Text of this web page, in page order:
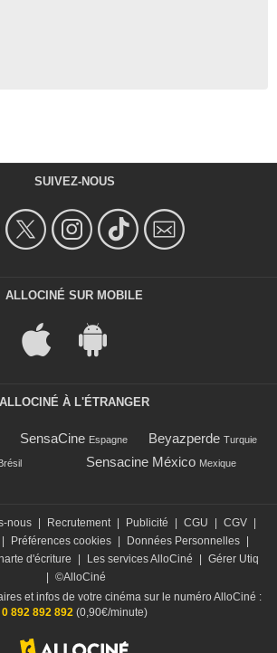
SUIVEZ-NOUS
ALLOCINÉ SUR MOBILE
ALLOCINÉ À L'ÉTRANGER
SensaCine Espagne Beyazperde Turquie
Brésil Sensacine México Mexique
nous Recrutement Publicité CGU CGV
Préférences cookies Données Personnelles
d'écriture Les services AlloCiné
Gérer Utiq
©AlloCiné
et infos de votre cinéma sur le numéro AlloCiné :
0 892 892 892(0,90€/minute)